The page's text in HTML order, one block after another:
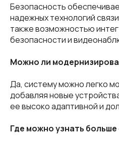
Безопасность
надежных технологий
также возможностью
безопасности и
Можно ли
Да, систему можно легко
добавляя новые
ее высоко адаптивной и
Где можно узнать больше